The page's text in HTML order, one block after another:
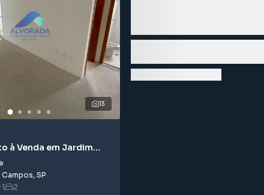
13
à Venda em Jardim
, SP
1 2